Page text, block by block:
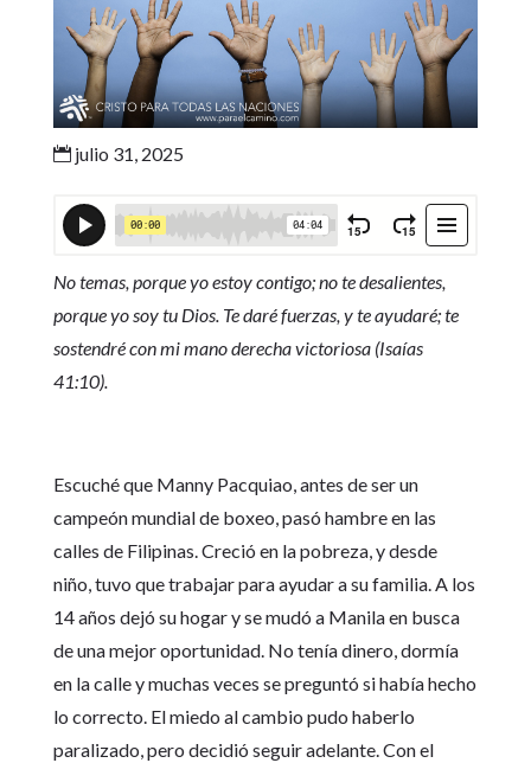
julio 31, 2025
No temas, porque yo estoy contigo; no te desalientes,
porque yo soy tu Dios. Te daré fuerzas, y te ayudaré; te
sostendré con mi mano derecha victoriosa (Isaías
41:10).
Escuché que Manny Pacquiao, antes de ser un
campeón mundial de boxeo, pasó hambre en las
calles de Filipinas. Creció en la pobreza, y desde
niño, tuvo que trabajar para ayudar a su familia. A los
14 años dejó su hogar y se mudó a Manila en busca
de una mejor oportunidad. No tenía dinero, dormía
en la calle y muchas veces se preguntó si había hecho
lo correcto. El miedo al cambio pudo haberlo
paralizado, pero decidió seguir adelante. Con el